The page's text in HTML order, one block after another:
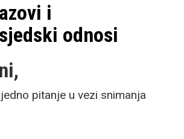
i
odnosi
pitanje u vezi snimanja